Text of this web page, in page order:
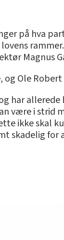
på hva
Ole
har
være i strid
ikke skal
skadelig for